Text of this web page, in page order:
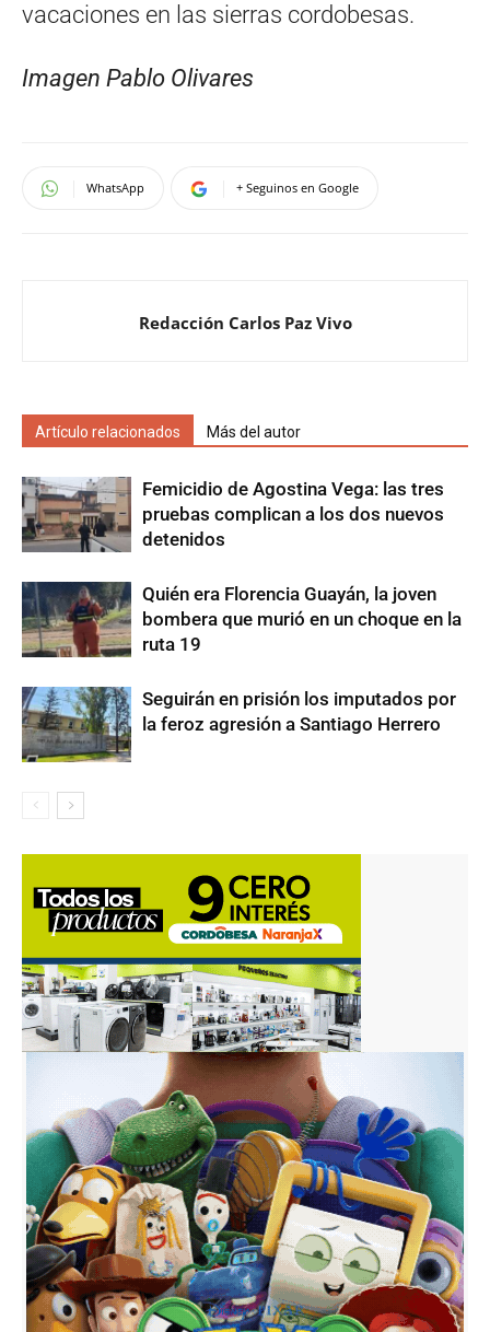
vacaciones en las sierras cordobesas.
Imagen Pablo Olivares
WhatsApp + Seguinos en Google
Redacción Carlos Paz Vivo
Artículo relacionados Más del autor
Femicidio de Agostina Vega: las tres
pruebas complican a los dos nuevos
detenidos
Quién era Florencia Guayán, la joven
bombera que murió en un choque en la
ruta 19
Seguirán en prisión los imputados por
la feroz agresión a Santiago Herrero